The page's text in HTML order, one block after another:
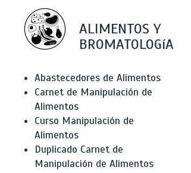
ALIMENTOS Y
BROMATOLOGíA
Abastecedores de Alimentos
Carnet de Manipulación de
Alimentos
Curso Manipulación de
Alimentos
Duplicado Carnet de
Manipulación de Alimentos